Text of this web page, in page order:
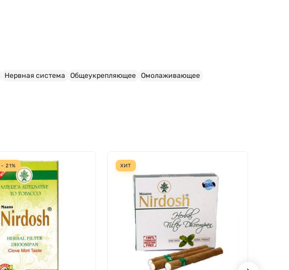
Нервная система Общеукрепляющее Омолаживающее
- 21% ХИТ